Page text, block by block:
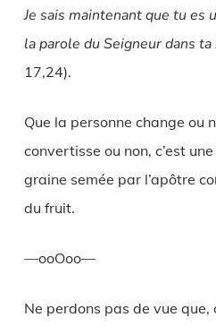
Je sais maintenant que tu es
la parole du Seigneur dans
17,24).
Que la personne change ou
convertisse ou non, c’est
graine semée par l’apôtre
du fruit.
—ooOoo—
Ne perdons pas de vue que,